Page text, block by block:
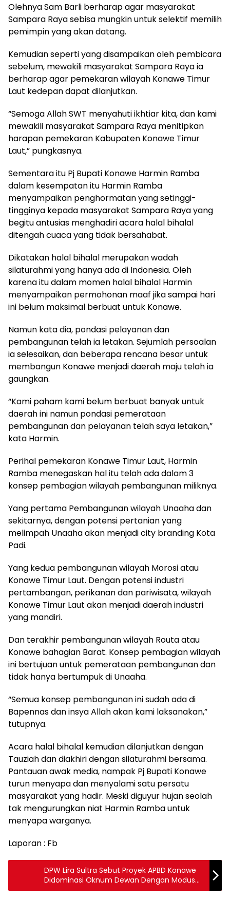
Olehnya Sam Barli berharap agar masyarakat
Sampara Raya sebisa mungkin untuk selektif memilih
pemimpin yang akan datang.
Kemudian seperti yang disampaikan oleh pembicara
sebelum, mewakili masyarakat Sampara Raya ia
berharap agar pemekaran wilayah Konawe Timur
Laut kedepan dapat dilanjutkan.
“Semoga Allah SWT menyahuti ikhtiar kita, dan kami
mewakili masyarakat Sampara Raya menitipkan
harapan pemekaran Kabupaten Konawe Timur
Laut,” pungkasnya.
Sementara itu Pj Bupati Konawe Harmin Ramba
dalam kesempatan itu Harmin Ramba
menyampaikan penghormatan yang setinggi-
tingginya kepada masyarakat Sampara Raya yang
begitu antusias menghadiri acara halal bihalal
ditengah cuaca yang tidak bersahabat.
Dikatakan halal bihalal merupakan wadah
silaturahmi yang hanya ada di Indonesia. Oleh
karena itu dalam momen halal bihalal Harmin
menyampaikan permohonan maaf jika sampai hari
ini belum maksimal berbuat untuk Konawe.
Namun kata dia, pondasi pelayanan dan
pembangunan telah ia letakan. Sejumlah persoalan
ia selesaikan, dan beberapa rencana besar untuk
membangun Konawe menjadi daerah maju telah ia
gaungkan.
“Kami paham kami belum berbuat banyak untuk
daerah ini namun pondasi pemerataan
pembangunan dan pelayanan telah saya letakan,”
kata Harmin.
Perihal pemekaran Konawe Timur Laut, Harmin
Ramba menegaskan hal itu telah ada dalam 3
konsep pembagian wilayah pembangunan miliknya.
Yang pertama Pembangunan wilayah Unaaha dan
sekitarnya, dengan potensi pertanian yang
melimpah Unaaha akan menjadi city branding Kota
Padi.
Yang kedua pembangunan wilayah Morosi atau
Konawe Timur Laut. Dengan potensi industri
pertambangan, perikanan dan pariwisata, wilayah
Konawe Timur Laut akan menjadi daerah industri
yang mandiri.
Dan terakhir pembangunan wilayah Routa atau
Konawe bahagian Barat. Konsep pembagian wilayah
ini bertujuan untuk pemerataan pembangunan dan
tidak hanya bertumpuk di Unaaha.
“Semua konsep pembangunan ini sudah ada di
Bapennas dan insya Allah akan kami laksanakan,”
tutupnya.
Acara halal bihalal kemudian dilanjutkan dengan
Tauziah dan diakhiri dengan silaturahmi bersama.
Pantauan awak media, nampak Pj Bupati Konawe
turun menyapa dan menyalami satu persatu
masyarakat yang hadir. Meski diguyur hujan seolah
tak mengurungkan niat Harmin Ramba untuk
menyapa warganya.
Laporan : Fb
DPW Lira Sultra Sebut Proyek APBD Konawe
Didominasi Oknum Dewan Dengan Modus
Pokir